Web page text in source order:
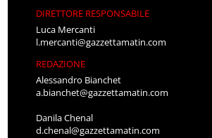
DIRETTORE RESPONSABILE
Luca Mercanti
l.mercanti@gazzettamatin.com
REDAZIONE
Alessandro Bianchet
a.bianchet@gazzettamatin.com
Danila Chenal
d.chenal@gazzettamatin.com